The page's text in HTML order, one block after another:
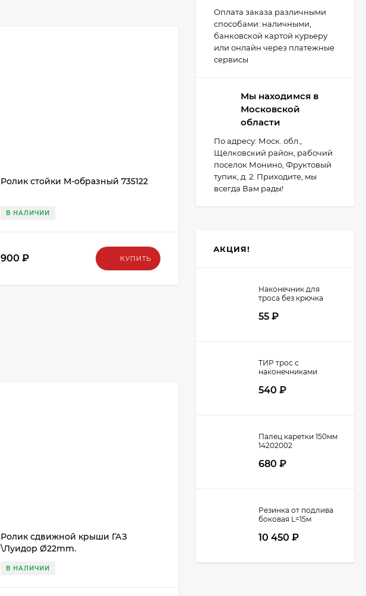
Ролик стойки М-образный 735122
В НАЛИЧИИ
900 ₽ КУПИТЬ
Стальной ролик 735017
Ролик сдвижной крыши ГАЗ
\Луидор Ø22mm.
В НАЛИЧИИ
Механизм сматывания штор
Оплата заказа различными
способами: наличными,
банковской картой курьеру
или онлайн через платежные
сервисы
Мы находимся в
Московской
области
По адресу: Моск. обл.,
Щёлковский район, рабочий
поселок Монино, Фруктовый
тупик, д. 2. Приходите, мы
всегда Вам рады!
АКЦИЯ!
Наконечник для
троса без крючка
55 ₽
ТИР трос с
наконечниками
540 ₽
Палец каретки 150мм
14202002
680 ₽
Резинка от подлива
боковая L=15м
10 450 ₽